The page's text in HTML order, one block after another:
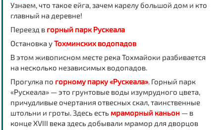
Узнаем, что такое ейга, зачем карелу большой дом и кто
главный на деревне!
Переезд вгорный парк Рускеала
Остановка уТохминских водопадов
В этом живописном месте река Тохмайоки разбивается
на несколько независимых водопадов.
Прогулка по горному парку «Рускеала». Горный парк
«Рускеала» — это грунтовые воды изумрудного цвета,
причудливые очертания отвесных скал, таинственные
штольни и гроты. Здесь есть мраморный каньон— в
конце XVIII века здесь добывали мрамор для дворцов